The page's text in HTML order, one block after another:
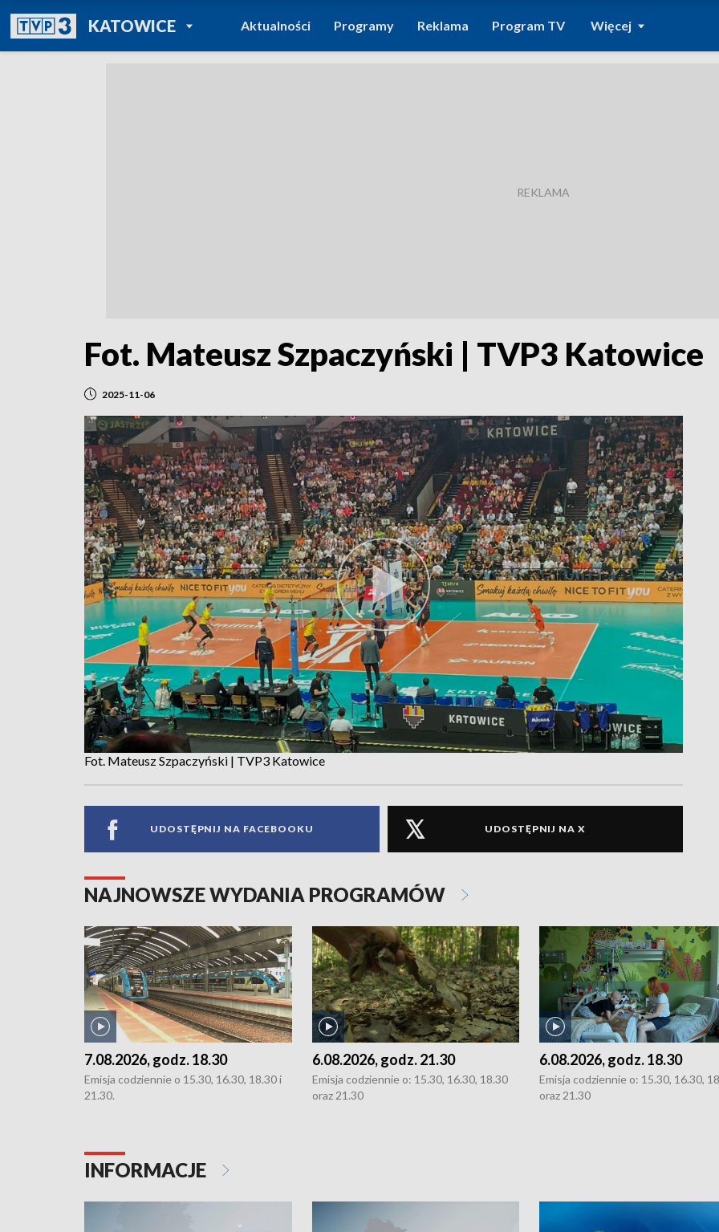
KATOWICEPOWRÓT DO
TVP REGIONY
Aktualności Programy Reklama Program TV Więcej
Fot. Mateusz Szpaczyński | TVP3 Katowice
2025-11-06
Fot. Mateusz Szpaczyński | TVP3 Katowice
UDOSTĘPNIJ NA FACEBOOKU UDOSTĘPNIJ NA X
NAJNOWSZE WYDANIA PROGRAMÓW
7.08.2026, godz. 18.30
Emisja codziennie o 15.30, 16.30, 18.30 i
21.30.
6.08.2026, godz. 21.30
Emisja codziennie o: 15.30, 16.30, 18.30
oraz 21.30
6.08.2026, godz. 18.30
Emisja codziennie o: 15.30, 16.30,
oraz 21.30
INFORMACJE